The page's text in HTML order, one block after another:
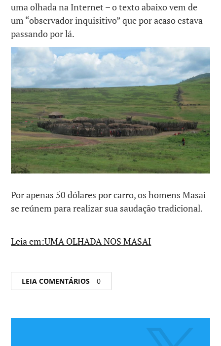
uma olhada na Internet – o texto abaixo vem de
um “observador inquisitivo” que por acaso estava
passando por lá.
Por apenas 50 dólares por carro, os homens Masai
se reúnem para realizar sua saudação tradicional.
Leia em:UMA OLHADA NOS MASAI
LEIA COMENTÁRIOS 0